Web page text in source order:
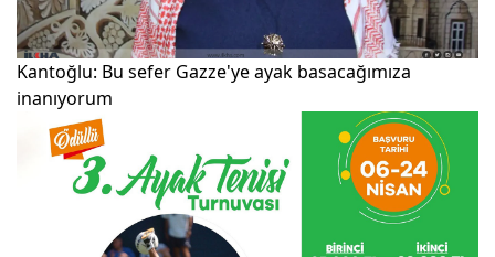
Kantoğlu: Bu sefer Gazze'ye ayak basacağımıza
inanıyorum